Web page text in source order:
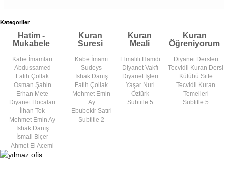
Kategoriler
Hatim -
Mukabele
Kuran
Suresi
Kuran
Meali
Kuran
Öğreniyorum
Kabe İmamları
Abdussamed
Fatih Çollak
Osman Şahin
Erhan Mete
Diyanet Hocaları
İlhan Tok
Mehmet Emin Ay
İshak Danış
İsmail Biçer
Ahmet El Acemi
Kabe İmamı
Sudeys
İshak Danış
Fatih Çollak
Mehmet Emin
Ay
Ebubekir Satıri
Subtitle 2
Elmalılı Hamdi
Diyanet Vakfı
Diyanet İşleri
Yaşar Nuri
Öztürk
Subtitle 5
Diyanet Dersleri
Tecvidli Kuran Dersi
Kütübü Sitte
Tecvidli Kuran
Temelleri
Subtitle 5